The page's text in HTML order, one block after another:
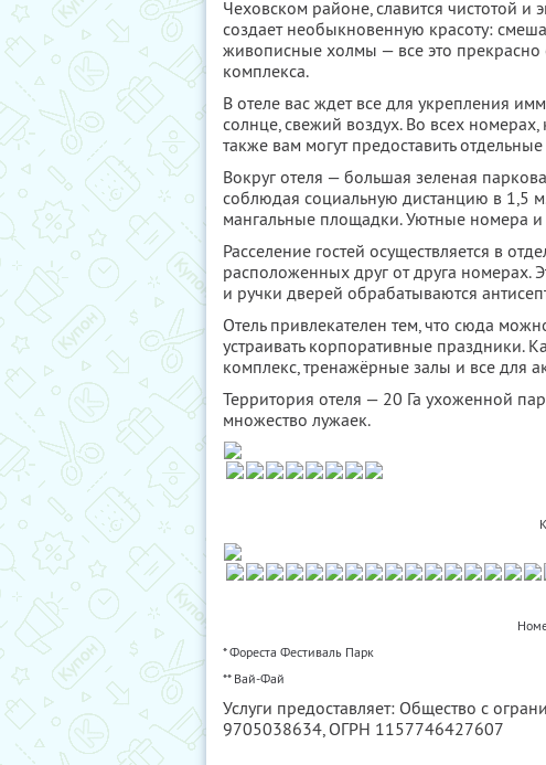
Чеховском районе, славится чистотой
создает необыкновенную красоту:
живописные холмы — все это прекрасно
комплекса.
В отеле вас ждет все для укрепления
солнце, свежий воздух. Во всех
также вам могут предоставить
Вокруг отеля — большая зеленая
соблюдая социальную дистанцию в 1,5
мангальные площадки. Уютные номера
Расселение гостей осуществляется в
расположенных друг от друга номерах.
и ручки дверей обрабатываются
Отель привлекателен тем, что сюда
устраивать корпоративные праздники.
комплекс, тренажёрные залы и все для
Территория отеля — 20 Га ухоженной
множество лужаек.
* Фореста Фестиваль Парк
** Вай-Фай
Услуги предоставляет: Общество с
9705038634, ОГРН 1157746427607